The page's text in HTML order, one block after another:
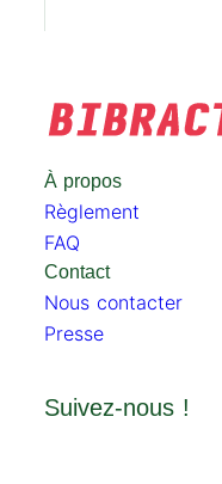
À propos
Règlement
FAQ
Contact
Nous contacter
Presse
Suivez-nous !